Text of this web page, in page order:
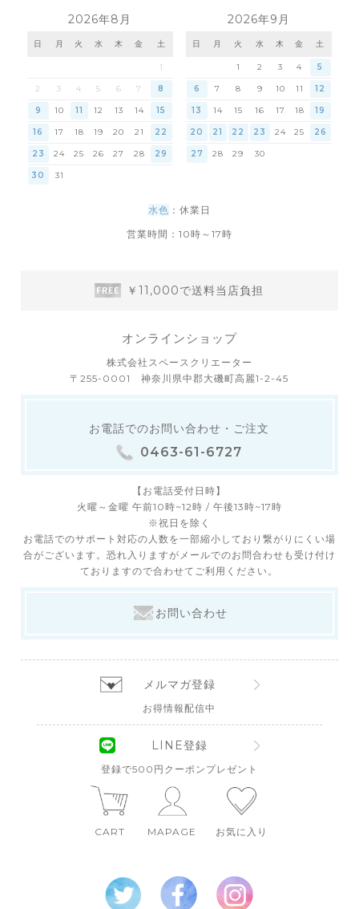
2026年8月
日 月 火 水 木 金 土
1
2 3 4 5 6 7 8
9 10 11 12 13 14 15
16 17 18 19 20 21 22
23 24 25 26 27 28 29
30 31
2026年9月
日 月 火 水 木 金 土
1 2 3 4 5
6 7 8 9 10 11 12
13 14 15 16 17 18 19
20 21 22 23 24 25 26
27 28 29 30
水色 ：休業日
営業時間：10時～17時
￥11,000で送料当店負担
オンラインショップ
株式会社スペースクリエーター
〒255-0001 神奈川県中郡大磯町高麗1-2-45
お電話でのお問い合わせ・ご注文
0463-61-6727
【お電話受付日時】
火曜～金曜 午前10時~12時 / 午後13時~17時
※祝日を除く
お電話でのサポート対応の人数を一部縮小しており繋がりにくい場
合がございます。恐れ入りますがメールでのお問合わせも受け付け
ておりますので合わせてご利用ください。
お問い合わせ
メルマガ登録
お得情報配信中
LINE登録
登録で500円クーポンプレゼント
CART MAPAGE お気に入り